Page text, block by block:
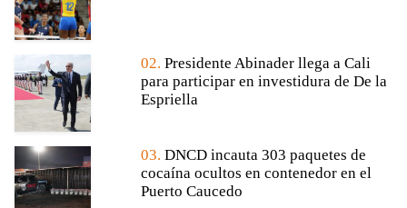
02. Presidente Abinader llega a Cali
para participar en investidura de De la
Espriella
03. DNCD incauta 303 paquetes de
cocaína ocultos en contenedor en el
Puerto Caucedo